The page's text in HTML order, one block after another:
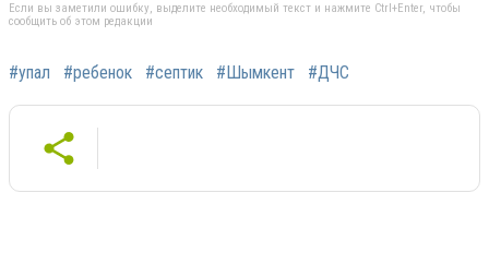
Если вы заметили ошибку, выделите необходимый текст и нажмите Ctrl+Enter, чтобы
сообщить об этом редакции
#упал #ребенок #септик #Шымкент #ДЧС